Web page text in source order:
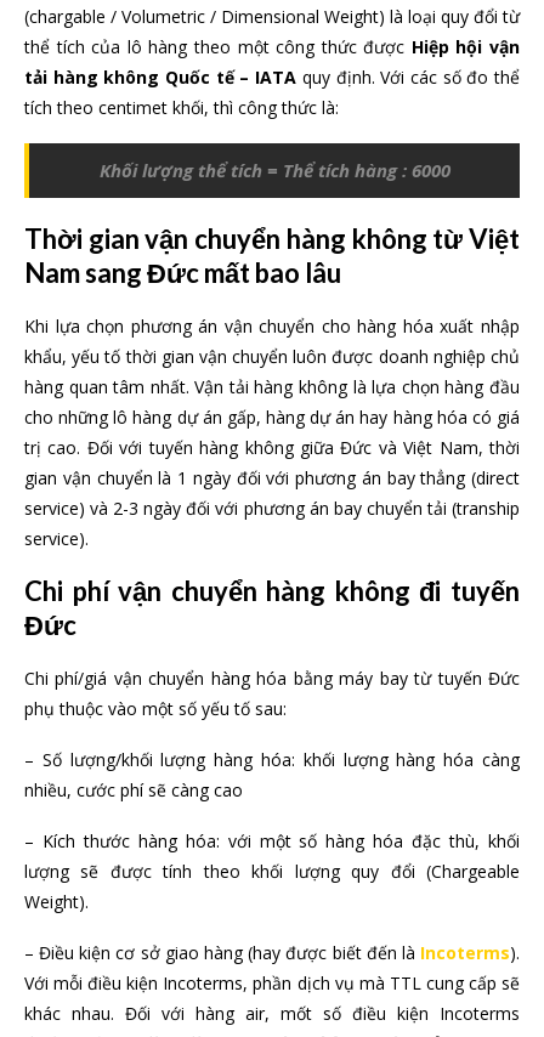
(chargable / Volumetric / Dimensional Weight) là loại quy đổi từ
thể tích của lô hàng theo một công thức được Hiệp hội vận
tải hàng không Quốc tế – IATA quy định. Với các số đo thể
tích theo centimet khối, thì công thức là:
Khối lượng thể tích = Thể tích hàng : 6000
Thời gian vận chuyển hàng không từ Việt
Nam sang Đức mất bao lâu
Khi lựa chọn phương án vận chuyển cho hàng hóa xuất nhập
khẩu, yếu tố thời gian vận chuyển luôn được doanh nghiệp chủ
hàng quan tâm nhất. Vận tải hàng không là lựa chọn hàng đầu
cho những lô hàng dự án gấp, hàng dự án hay hàng hóa có giá
trị cao. Đối với tuyến hàng không giữa Đức và Việt Nam, thời
gian vận chuyển là 1 ngày đối với phương án bay thẳng (direct
service) và 2-3 ngày đối với phương án bay chuyển tải (tranship
service).
Chi phí vận chuyển hàng không đi tuyến
Đức
Chi phí/giá vận chuyển hàng hóa bằng máy bay từ tuyến Đức
phụ thuộc vào một số yếu tố sau:
– Số lượng/khối lượng hàng hóa: khối lượng hàng hóa càng
nhiều, cước phí sẽ càng cao
– Kích thước hàng hóa: với một số hàng hóa đặc thù, khối
lượng sẽ được tính theo khối lượng quy đổi (Chargeable
Weight).
– Điều kiện cơ sở giao hàng (hay được biết đến là Incoterms).
Với mỗi điều kiện Incoterms, phần dịch vụ mà TTL cung cấp sẽ
khác nhau. Đối với hàng air, mốt số điều kiện Incoterms